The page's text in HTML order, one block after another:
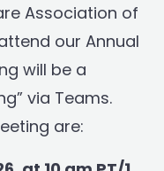
Association of
our Annual
will be a
via Teams.
are: